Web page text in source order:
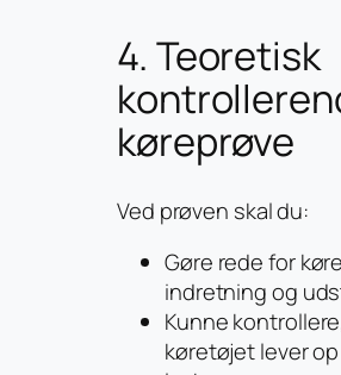
4. Teoretisk
køreprøve
Ved prøven skal du:
Gøre rede for
indretning og
Kunne
køretøjet lever